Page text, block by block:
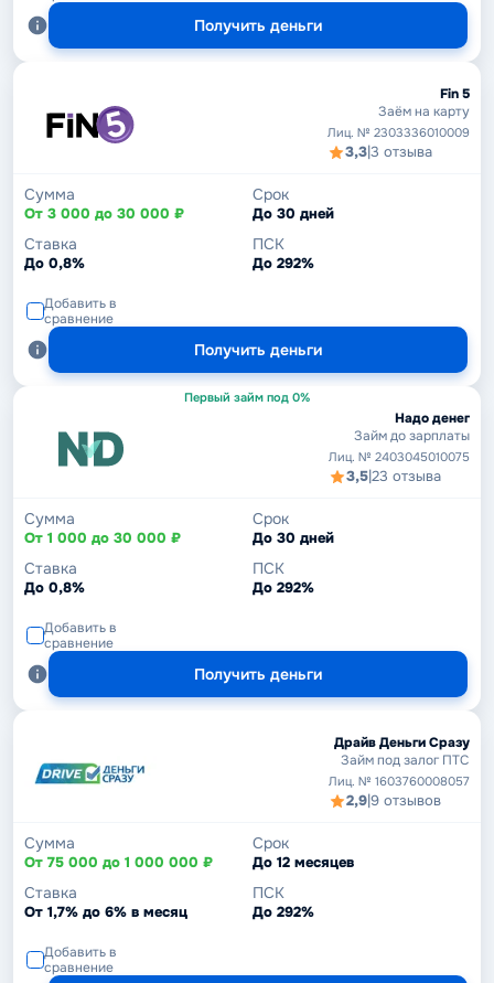
Получить деньги
Fin 5
Заём на карту
Лиц. № 2303336010009
3,3|3 отзыва
Сумма
От 3 000 до 30 000 ₽
Срок
До 30 дней
Ставка
До 0,8%
ПСК
До 292%
Добавить в
сравнение
Получить деньги
Первый займ под 0%
Надо денег
Займ до зарплаты
Лиц. № 2403045010075
3,5|23 отзыва
Сумма
От 1 000 до 30 000 ₽
Срок
До 30 дней
Ставка
До 0,8%
ПСК
До 292%
Добавить в
сравнение
Получить деньги
Драйв Деньги Сразу
Займ под залог ПТС
Лиц. № 1603760008057
2,9|9 отзывов
Сумма
От 75 000 до 1 000 000 ₽
Срок
До 12 месяцев
Ставка
От 1,7% до 6% в месяц
ПСК
До 292%
Добавить в
сравнение